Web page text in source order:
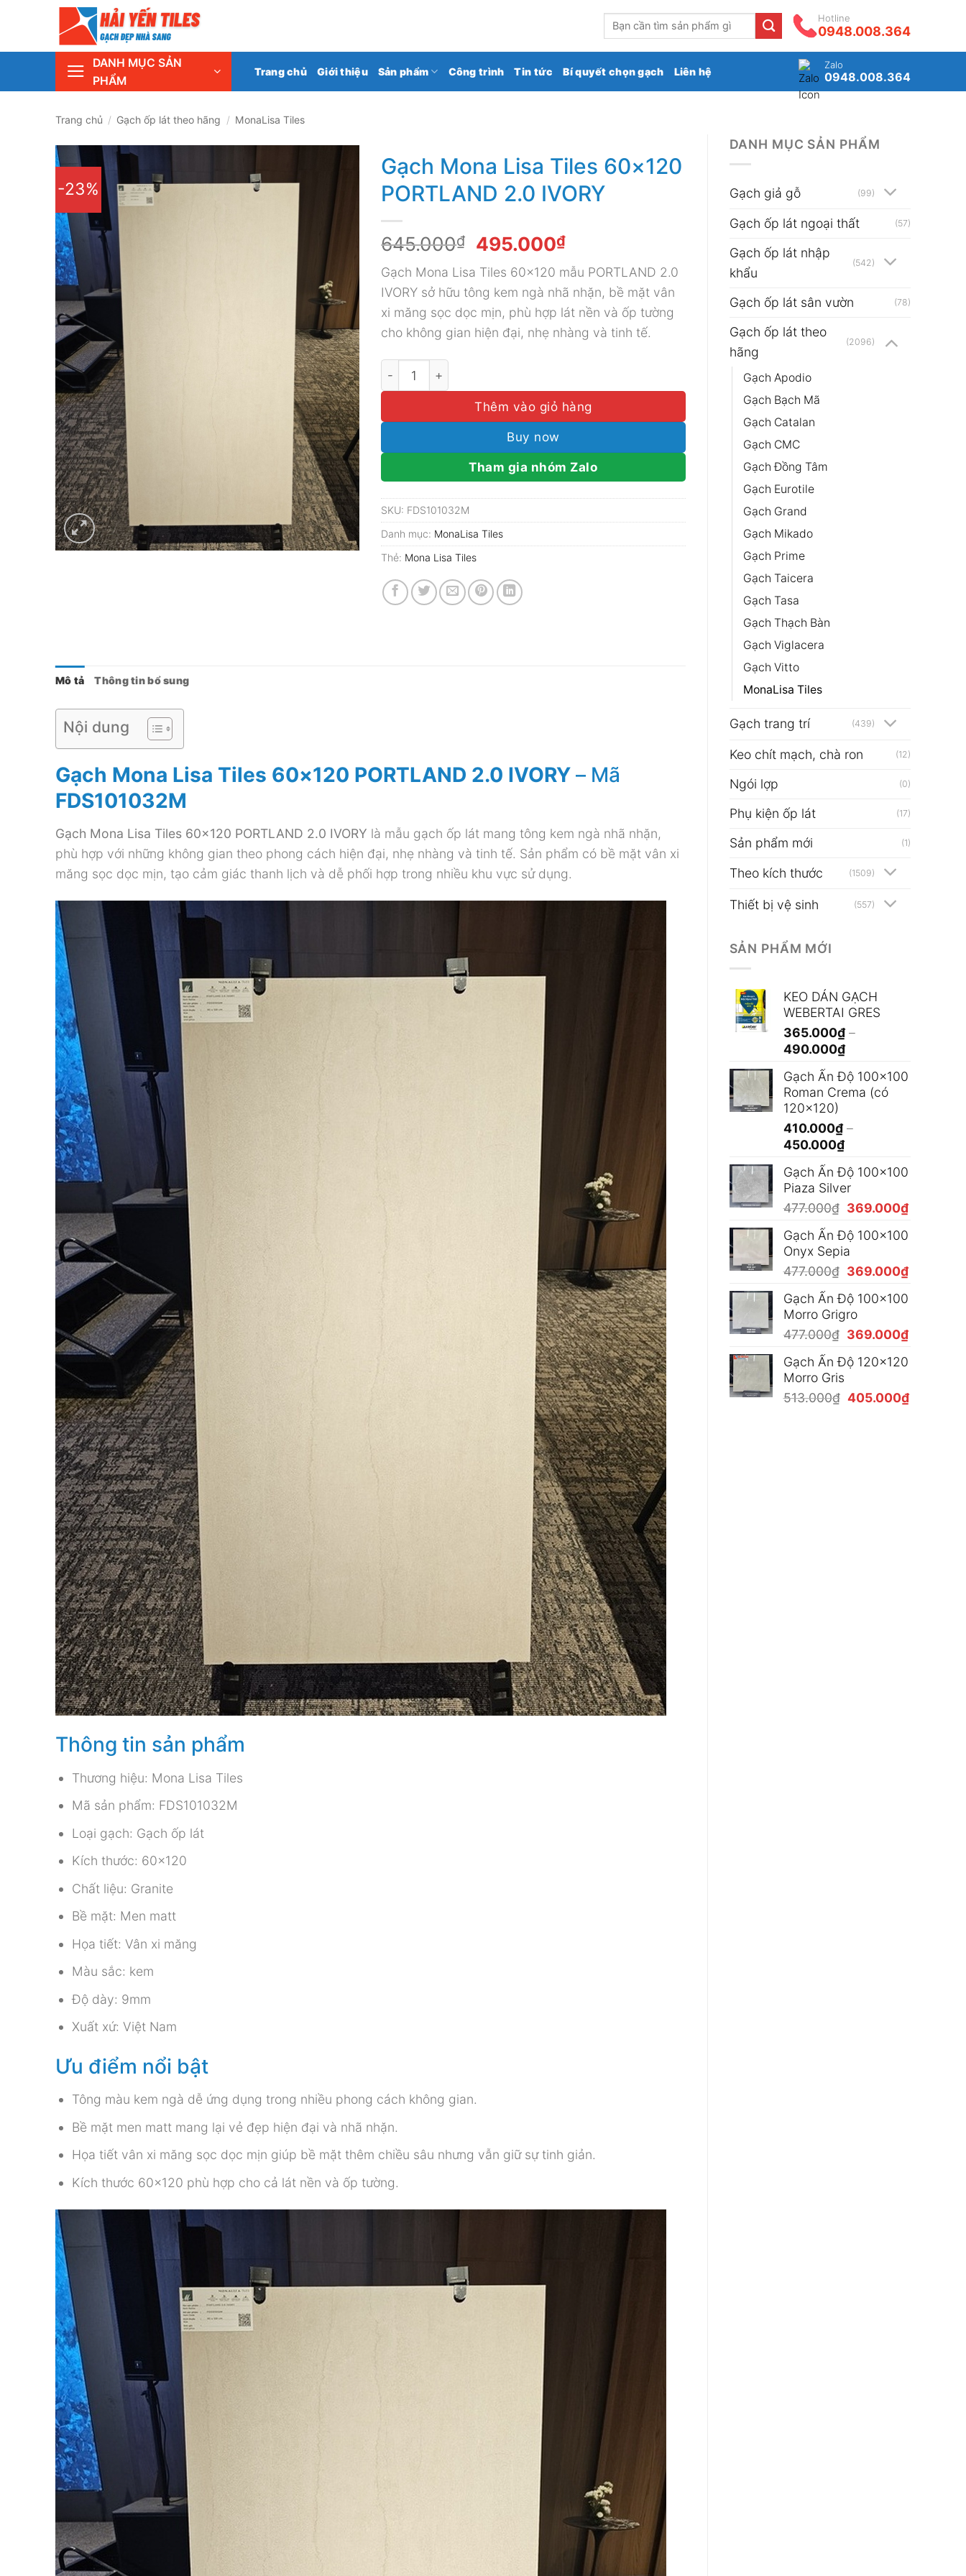
content
Tìm
kiếm:
Hotline
0948.008.364
DANH MỤC SẢN
PHẨM
Trang chủ Giới thiệu Sản phẩm Công trình Tin tức Bí quyết chọn gạch Liên hệ
Zalo
0948.008.364
Trang chủ / Gạch ốp lát theo hãng / MonaLisa Tiles
DANH MỤC SẢN PHẨM
Gạch giả gỗ (99)
Gạch ốp lát ngoại thất (57)
Gạch ốp lát nhập
khẩu
(542)
Gạch ốp lát sân vườn (78)
Gạch ốp lát theo
hãng
(2096)
Gạch Apodio
Gạch Bạch Mã
Gạch Catalan
Gạch CMC
Gạch Đồng Tâm
Gạch Eurotile
Gạch Grand
Gạch Mikado
Gạch Prime
Gạch Taicera
Gạch Tasa
Gạch Thạch Bàn
Gạch Viglacera
Gạch Vitto
MonaLisa Tiles
Gạch trang trí (439)
Keo chít mạch, chà ron (12)
Ngói lợp (0)
Phụ kiện ốp lát (17)
Sản phẩm mới (1)
Theo kích thước (1509)
Thiết bị vệ sinh (557)
SẢN PHẨM MỚI
KEO DÁN GẠCH
WEBERTAI GRES
365.000₫ –
490.000₫Khoảng
từ
365.000₫
490.000₫
Gạch Ấn Độ 100x100
Roman Crema (có
120x120)
410.000₫ –
450.000₫Khoảng
từ
410.000₫
đến
450.000₫
Gạch Ấn Độ 100x100
Piaza Silver
477.000₫ Giá
là:
477.000₫.
369.000₫Giá
tại
Gạch Ấn Độ 100x100
Onyx Sepia
477.000₫ Giá
là:
477.000₫.
369.000₫Giá
tại
Gạch Ấn Độ 100x100
Morro Grigro
477.000₫ Giá
là:
369.000₫Giá
tại
Gạch Ấn Độ 120x120
Morro Gris
513.000₫ Giá
405.000₫Giá
-23%
Gạch Mona Lisa Tiles 60×120
PORTLAND 2.0 IVORY
645.000₫
Giá
gốc
là:
645.000₫.
495.000₫Giá
hiện
tại
là:
495.000₫.
Gạch Mona Lisa Tiles 60×120 mẫu PORTLAND 2.0
IVORY sở hữu tông kem ngà nhã nhặn, bề mặt vân
xi măng sọc dọc mịn, phù hợp lát nền và ốp tường
cho không gian hiện đại, nhẹ nhàng và tinh tế.
Gạch Mona Lisa Tiles 60x120 PORTLAND 2.0 IVORY số lượng
Thêm vào giỏ hàng
Buy now
Tham gia nhóm Zalo
SKU: FDS101032M
Danh mục: MonaLisa Tiles
Thẻ: Mona Lisa Tiles
Mô tả Thông tin bổ sung
Nội dung
Gạch Mona Lisa Tiles 60×120 PORTLAND 2.0 IVORY – Mã
FDS101032M
Gạch Mona Lisa Tiles 60×120 PORTLAND 2.0 IVORY là mẫu gạch ốp lát mang tông kem ngà nhã nhặn,
phù hợp với những không gian theo phong cách hiện đại, nhẹ nhàng và tinh tế. Sản phẩm có bề mặt vân xi
măng sọc dọc mịn, tạo cảm giác thanh lịch và dễ phối hợp trong nhiều khu vực sử dụng.
Thông tin sản phẩm
Thương hiệu: Mona Lisa Tiles
Mã sản phẩm: FDS101032M
Loại gạch: Gạch ốp lát
Kích thước: 60×120
Chất liệu: Granite
Bề mặt: Men matt
Họa tiết: Vân xi măng
Màu sắc: kem
Độ dày: 9mm
Xuất xứ: Việt Nam
Ưu điểm nổi bật
Tông màu kem ngà dễ ứng dụng trong nhiều phong cách không gian.
Bề mặt men matt mang lại vẻ đẹp hiện đại và nhã nhặn.
Họa tiết vân xi măng sọc dọc mịn giúp bề mặt thêm chiều sâu nhưng vẫn giữ sự tinh giản.
Kích thước 60×120 phù hợp cho cả lát nền và ốp tường.